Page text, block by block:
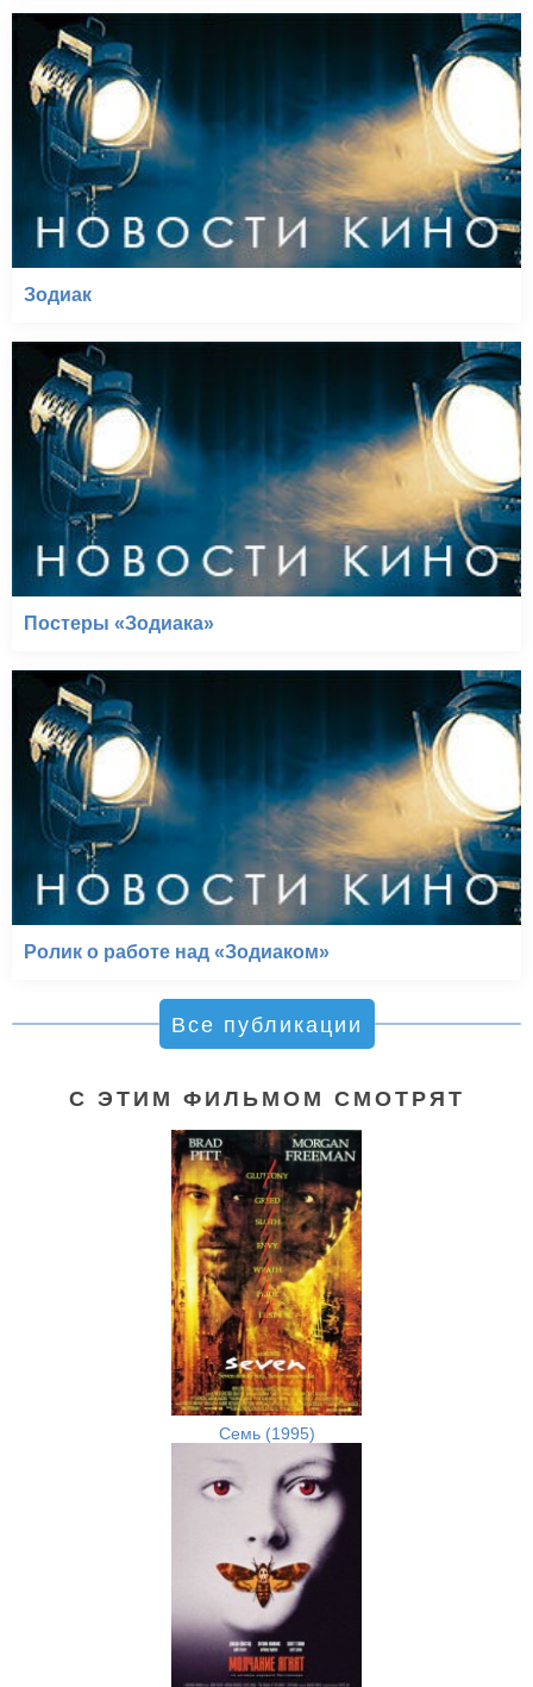
Зодиак
Постеры «Зодиака»
Ролик о работе над «Зодиаком»
Все публикации
С ЭТИМ ФИЛЬМОМ СМОТРЯТ
Семь (1995)